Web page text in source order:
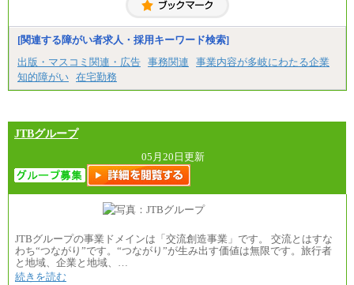
[関連する障がい者求人・採用キーワード検索]
出版・マスコミ関連・広告 事務関連
事業内容が多岐にわたる企業
知的障がい 在宅勤務
JTBグループ
05月20日更新
JTBグループの事業ドメインは「交流創造事業」です。 交流とはすな
わち“つながり”です。“つながり”が生み出す価値は無限です。旅行者
と地域、企業と地域、…
続きを読む